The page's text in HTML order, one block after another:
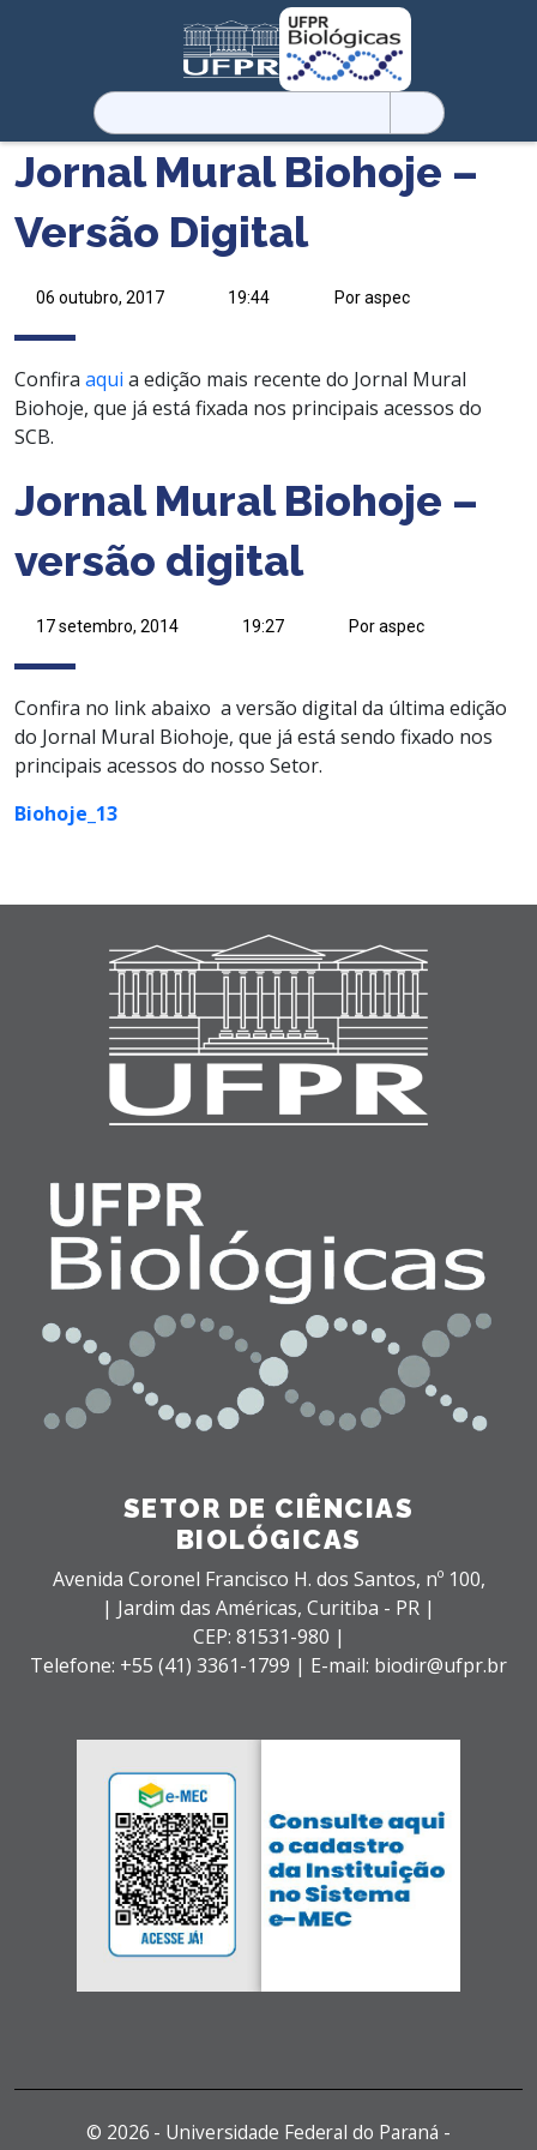
Pesquisar
por:
Jornal Mural Biohoje –
Versão Digital
06 outubro, 2017 19:44 Por aspec
Confira aqui a edição mais recente do Jornal Mural
Biohoje, que já está fixada nos principais acessos do
SCB.
Jornal Mural Biohoje –
versão digital
17 setembro, 2014 19:27 Por aspec
Confira no link abaixo a versão digital da última edição
do Jornal Mural Biohoje, que já está sendo fixado nos
principais acessos do nosso Setor.
Biohoje_13
SETOR DE CIÊNCIAS
BIOLÓGICAS
Avenida Coronel Francisco H. dos Santos, nº 100,
| Jardim das Américas, Curitiba - PR |
CEP: 81531-980 |
Telefone: +55 (41) 3361-1799 | E-mail: biodir@ufpr.br
© 2026 - Universidade Federal do Paraná -